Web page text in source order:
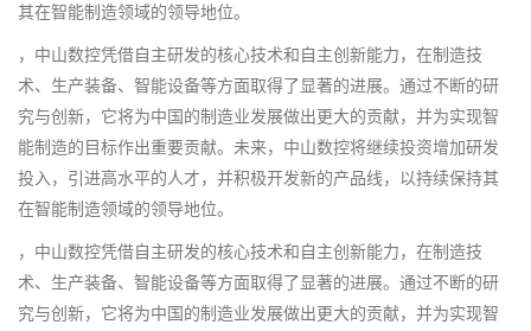
其在智能制造领域的领导地位。
，中山数控凭借自主研发的核心技术和自主创新能力，在制造技
术、生产装备、智能设备等方面取得了显著的进展。通过不断的研
究与创新，它将为中国的制造业发展做出更大的贡献，并为实现智
能制造的目标作出重要贡献。未来，中山数控将继续投资增加研发
投入，引进高水平的人才，并积极开发新的产品线，以持续保持其
在智能制造领域的领导地位。
，中山数控凭借自主研发的核心技术和自主创新能力，在制造技
术、生产装备、智能设备等方面取得了显著的进展。通过不断的研
究与创新，它将为中国的制造业发展做出更大的贡献，并为实现智